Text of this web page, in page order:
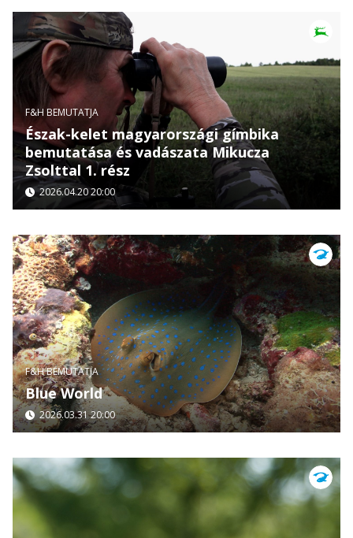
F&H BEMUTATJA
Észak-kelet magyarországi gímbika
bemutatása és vadászata Mikucza
Zsolttal 1. rész
2026.04.20 20:00
F&H BEMUTATJA
Blue World
2026.03.31 20:00